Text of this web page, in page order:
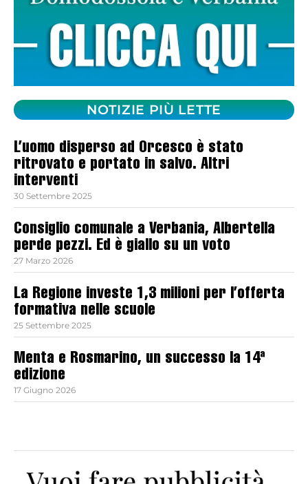
NOTIZIE PIÙ LETTE
L’uomo disperso ad Orcesco è stato
ritrovato e portato in salvo. Altri
interventi
30 Settembre 2025
Consiglio comunale a Verbania, Albertella
perde pezzi. Ed è giallo su un voto
27 Marzo 2026
La Regione investe 1,3 milioni per l’offerta
formativa nelle scuole
25 Settembre 2025
Menta e Rosmarino, un successo la 14ª
edizione
17 Giugno 2026